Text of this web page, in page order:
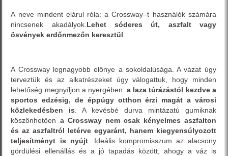
A neve mindent elárul róla: a Crossway–t használók számára
nincsenek akadályok. Lehet sóderes út, aszfalt vagy
ösvények erdőnmezőn keresztül
A Crossway legnagyobb előnye a sokoldalúsága. A vázat úgy
terveztük és az alkatrészeket úgy válogattuk, hogy minden
lehetőség megnyíljon a nyergében:a laza túrázástól kezdve a
sportos edzésig, de éppúgy otthon érzi magát a városi
közlekedésben is . A kevésbé durva mintázatú gumiknak
köszönhetően a Crossway nem csak kényelmes aszfalton
és az aszfaltról letérve egyaránt, hanem kiegyensúlyozott
teljesítményt is nyújt. Ideális kompromisszum az alacsony
gördülési ellenállás és a jó tapadás között, ahogy a váz is